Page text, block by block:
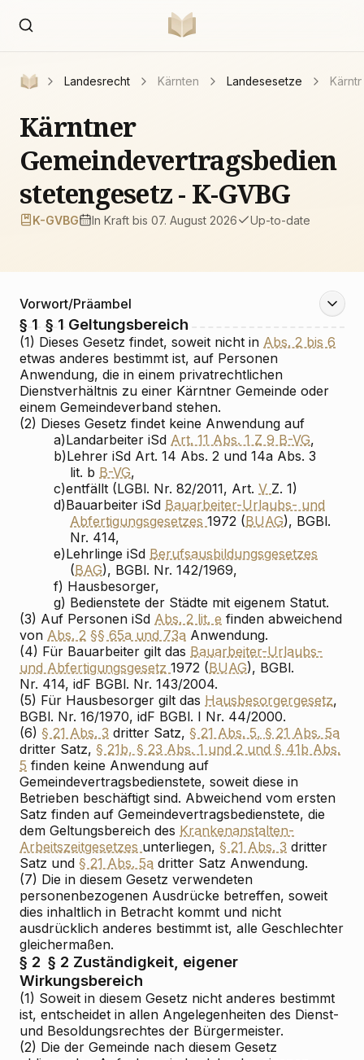
Landesrecht Kärnten Landesesetze
Kärntner
Gemeindevertragsbedien
stetengesetz - K-GVBG
K-GVBG In Kraft bis 07. August 2026 Up-to-date
Vorwort/Präambel
§ 1 § 1 Geltungsbereich
(1) Dieses Gesetz findet, soweit nicht in Abs. 2 bis 6
etwas anderes bestimmt ist, auf Personen
Anwendung, die in einem privatrechtlichen
Dienstverhältnis zu einer Kärntner Gemeinde oder
einem Gemeindeverband stehen.
(2) Dieses Gesetz findet keine Anwendung auf
a)Landarbeiter iSd Art. 11 Abs. 1 Z 9 B-VG,
b)Lehrer iSd Art. 14 Abs. 2 und 14a Abs. 3
lit. b B-VG,
c)entfällt (LGBl. Nr. 82/2011, Art. V Z. 1)
d)Bauarbeiter iSd Bauarbeiter-Urlaubs- und
Abfertigungsgesetzes 1972 (BUAG), BGBl.
Nr. 414,
e)Lehrlinge iSd Berufsausbildungsgesetzes
(BAG), BGBl. Nr. 142/1969,
f) Hausbesorger,
g) Bedienstete der Städte mit eigenem Statut.
(3) Auf Personen iSd Abs. 2 lit. e finden abweichend
von Abs. 2 §§ 65a und 73a Anwendung.
(4) Für Bauarbeiter gilt das Bauarbeiter-Urlaubs-
und Abfertigungsgesetz 1972 (BUAG), BGBl.
Nr. 414, idF BGBl. Nr. 143/2004.
(5) Für Hausbesorger gilt das Hausbesorgergesetz,
BGBl. Nr. 16/1970, idF BGBl. I Nr. 44/2000.
(6) § 21 Abs. 3 dritter Satz, § 21 Abs. 5, § 21 Abs. 5a
dritter Satz, § 21b, § 23 Abs. 1 und 2 und § 41b Abs.
5 finden keine Anwendung auf
Gemeindevertragsbedienstete, soweit diese in
Betrieben beschäftigt sind. Abweichend vom ersten
Satz finden auf Gemeindevertragsbedienstete, die
dem Geltungsbereich des Krankenanstalten-
Arbeitszeitgesetzes unterliegen, § 21 Abs. 3 dritter
Satz und § 21 Abs. 5a dritter Satz Anwendung.
(7) Die in diesem Gesetz verwendeten
personenbezogenen Ausdrücke betreffen, soweit
dies inhaltlich in Betracht kommt und nicht
ausdrücklich anderes bestimmt ist, alle Geschlechter
gleichermaßen.
§ 2 § 2 Zuständigkeit, eigener
Wirkungsbereich
(1) Soweit in diesem Gesetz nicht anderes bestimmt
ist, entscheidet in allen Angelegenheiten des Dienst-
und Besoldungsrechtes der Bürgermeister.
(2) Die der Gemeinde nach diesem Gesetz